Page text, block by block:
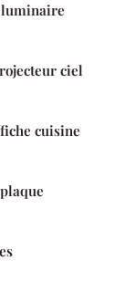
luminaire
ciel
cuisine